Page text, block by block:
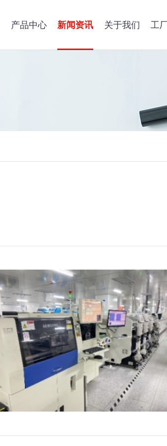
产品中心 新闻资讯 关于我们 工